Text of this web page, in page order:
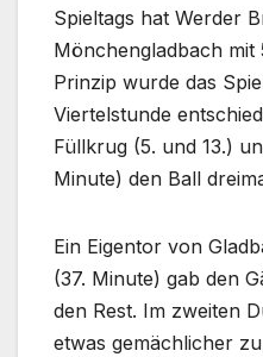
Spieltags hat Werder
Mönchengladbach mit
Prinzip wurde das
Viertelstunde
Füllkrug (5. und 13.)
Minute) den Ball
Ein Eigentor von
(37. Minute) gab den
den Rest. Im zweiten
etwas gemächlicher